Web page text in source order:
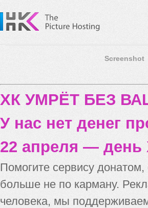
Screenshot
ХК УМРЁТ БЕЗ
У нас нет денег
22 апреля — день
Помогите сервису
больше не по карману.
человека, мы